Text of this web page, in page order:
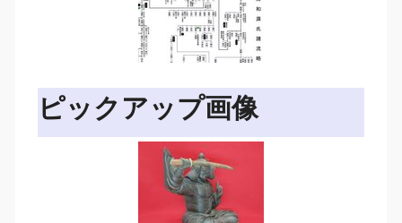
ピックアップ画像